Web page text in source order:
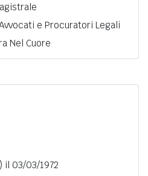
e Procuratori Legali
Nel Cuore
il 03/03/1972